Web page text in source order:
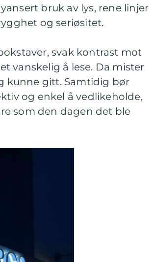
bruk av lys, rene linjer
og seriøsitet.
svak kontrast mot
vanskelig å lese. Da mister
kunne gitt. Samtidig bør
og enkel å vedlikeholde,
som den dagen det ble